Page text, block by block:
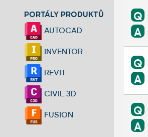
PORTÁLY PRODUKTŮ
AUTOCAD
INVENTOR
REVIT
CIVIL 3D
FUSION
Q
A
Q
A
Q
A